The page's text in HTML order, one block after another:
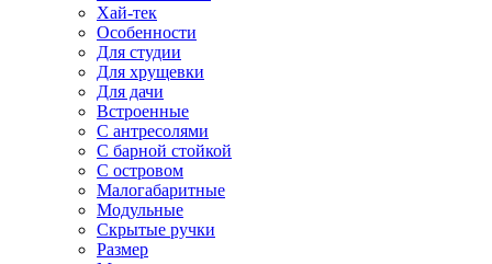
Хай-тек
Особенности
Для студии
Для хрущевки
Для дачи
Встроенные
С антресолями
С барной стойкой
С островом
Малогабаритные
Модульные
Скрытые ручки
Размер